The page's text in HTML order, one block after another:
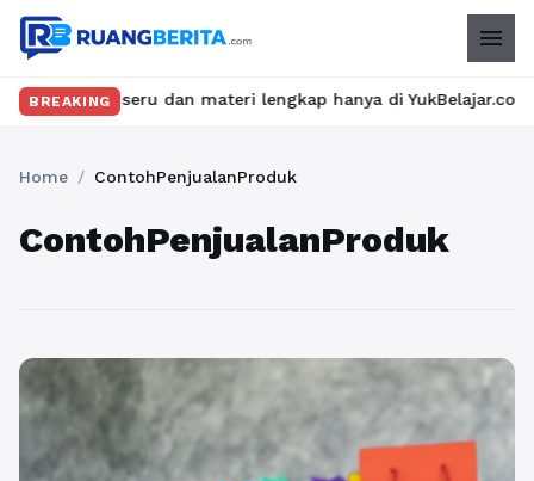
menu
BREAKING
seru dan materi lengkap hanya di YukBelajar.com.
Home / ContohPenjualanProduk
ContohPenjualanProduk